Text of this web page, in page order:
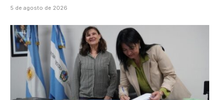
5 de agosto de 2026